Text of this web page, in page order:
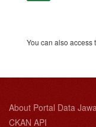
You can also access
About Portal Data
CKAN API